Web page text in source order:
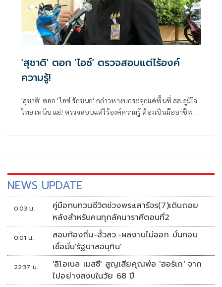
'สุชาติ' ตอก 'ไอซ์' ตรวจสอบแต่ไร้องค์
ความรู้!
'สุชาติ' ตอก 'ไอซ์ รักชนก' กล่าวหางบกระจุกแค่พื้นที่ สส.ภูมิใจ
ไทย เหน็บ แย่! ตรวจสอบแต่ไร้องค์ความรู้ ต้องเป็นมืออาชีพ
NEWS UPDATE
0:03 น.
คู่มือทบทวนชีวิตช่วงพระเสาร์จร(7)เดินถอย
หลังสำหรับคนทุกลัคนาราศีตอนที่2
0:01 น.
สอบท้องถิ่น-ฮั้วสว.-ผลงานไม่ออก บั่นทอน
เชื่อมั่น'รัฐบาลอนุทิน'
22:37 น.
'ลิโอเนล เมสซี' สูญเสียคุณพ่อ 'ฮอร์เก' จาก
ไปอย่างสงบในวัย 68 ปี